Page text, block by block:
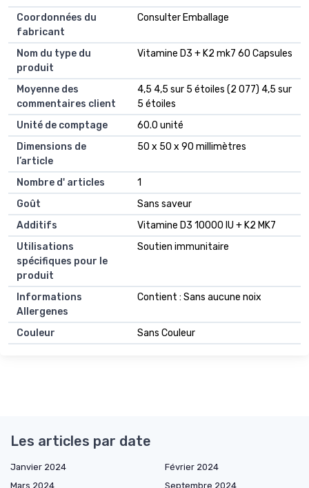
Coordonnées du
fabricant
Consulter Emballage
Nom du type du
produit
Vitamine D3 + K2 mk7 60 Capsules
Moyenne des
commentaires client
4,5 4,5 sur 5 étoiles (2 077) 4,5 sur
5 étoiles
Unité de comptage
60.0 unité
Dimensions de
l’article
50 x 50 x 90 millimètres
Nombre d' articles
1
Goût
Sans saveur
Additifs
Vitamine D3 10000 IU + K2 MK7
Utilisations
spécifiques pour le
produit
Soutien immunitaire
Informations
Allergenes
Contient : Sans aucune noix
Couleur Sans Couleur
Les articles par date
Janvier 2024
Février 2024
Mars 2024
Septembre 2024